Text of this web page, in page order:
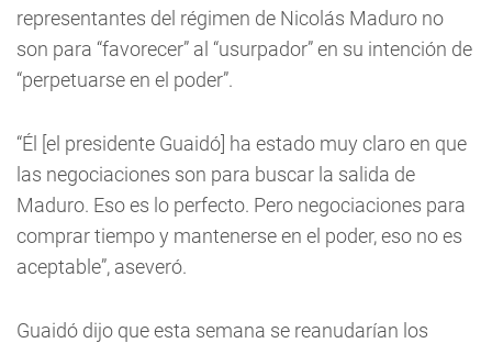
representantes del régimen de Nicolás Maduro no
son para “favorecer” al “usurpador” en su intención de
“perpetuarse en el poder”.
“Él [el presidente Guaidó] ha estado muy claro en que
las negociaciones son para buscar la salida de
Maduro. Eso es lo perfecto. Pero negociaciones para
comprar tiempo y mantenerse en el poder, eso no es
aceptable”, aseveró.
Guaidó dijo que esta semana se reanudarían los